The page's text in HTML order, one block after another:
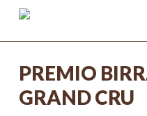
Skip
PREMIO
GRAND CRU